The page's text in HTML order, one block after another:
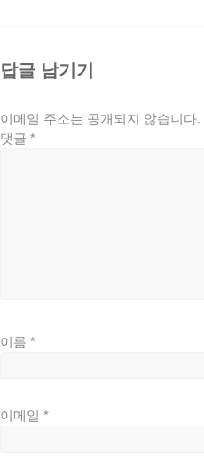
답글 남기기
이메일 주소는 공개되지 않습니다.
댓글 *
이름 *
이메일 *